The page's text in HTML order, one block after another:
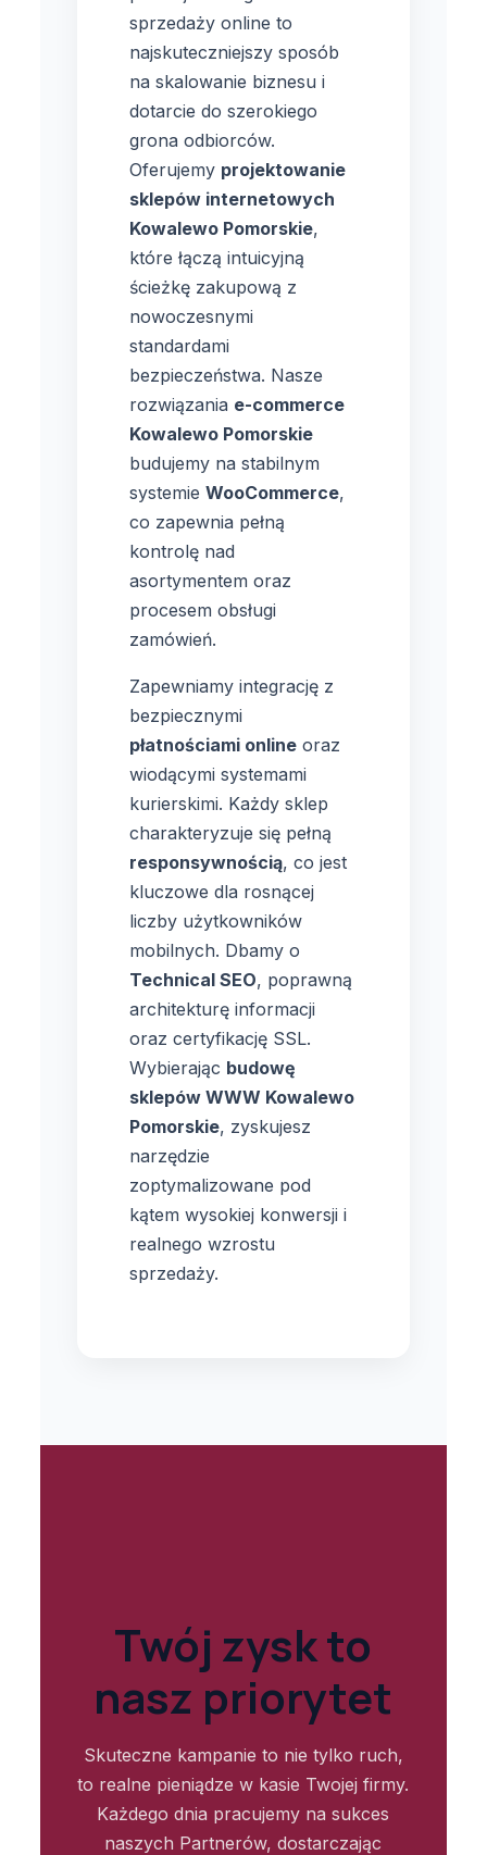
sprzedaży online to
najskuteczniejszy sposób
na skalowanie biznesu i
dotarcie do szerokiego
grona odbiorców.
Oferujemy projektowanie
sklepów internetowych
Kowalewo Pomorskie,
które łączą intuicyjną
ścieżkę zakupową z
nowoczesnymi
standardami
bezpieczeństwa. Nasze
rozwiązania e-commerce
Kowalewo Pomorskie
budujemy na stabilnym
systemieWooCommerce,
co zapewnia pełną
kontrolę nad
asortymentem oraz
procesem obsługi
zamówień.
Zapewniamy integrację z
bezpiecznymi
płatnościami online oraz
wiodącymi systemami
kurierskimi. Każdy sklep
charakteryzuje się pełną
responsywnością, co jest
kluczowe dla rosnącej
liczby użytkowników
mobilnych. Dbamy o
Technical SEO, poprawną
architekturę informacji
oraz certyfikację SSL.
Wybierając budowę
sklepów WWW Kowalewo
Pomorskie, zyskujesz
narzędzie
zoptymalizowane pod
kątem wysokiej konwersji i
realnego wzrostu
sprzedaży.
Twój zysk to
nasz priorytet
Skuteczne kampanie to nie tylko ruch,
to realne pieniądze w kasie Twojej firmy.
Każdego dnia pracujemy na sukces
naszych Partnerów, dostarczając